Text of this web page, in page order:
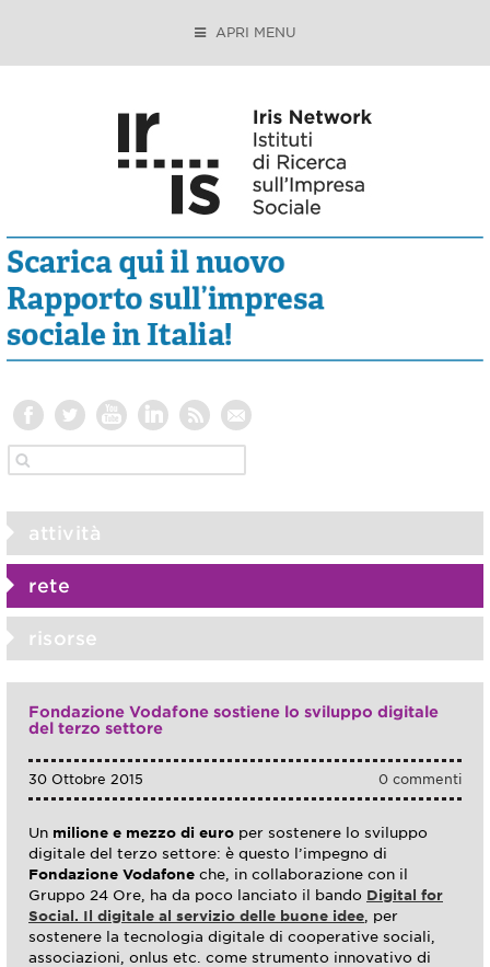
APRI MENU
attività
rete
risorse
Fondazione Vodafone sostiene lo sviluppo digitale
del terzo settore
0 commenti
30 Ottobre 2015
Un milione e mezzo di euro per sostenere lo sviluppo
digitale del terzo settore: è questo l’impegno di
Fondazione Vodafone che, in collaborazione con il
Gruppo 24 Ore, ha da poco lanciato il bando Digital for
Social. Il digitale al servizio delle buone idee , per
sostenere la tecnologia digitale di cooperative sociali,
associazioni, onlus etc. come strumento innovativo di